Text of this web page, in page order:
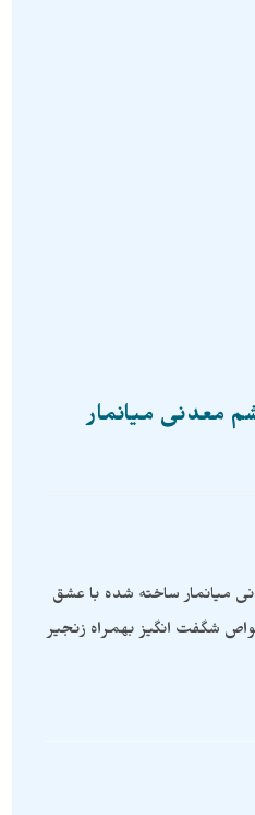
معدنی میانمار
میانمار ساخته شده با عشق
شگفت انگیز بهمراه زنجیر